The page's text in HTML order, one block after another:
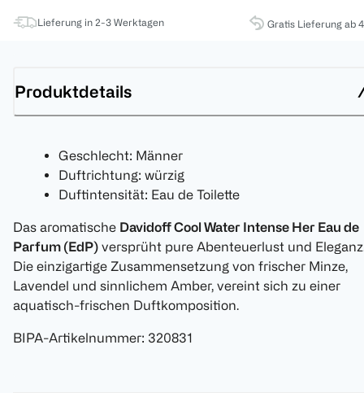
Lieferung in 2-3 Werktagen Gratis Lieferung ab
Produktdetails
Geschlecht: Männer
Duftrichtung: würzig
Duftintensität: Eau de Toilette
Das aromatische Davidoff Cool Water Intense Her Eau de
Parfum (EdP) versprüht pure Abenteuerlust und
Die einzigartige Zusammensetzung von frischer Minze,
Lavendel und sinnlichem Amber, vereint sich zu einer
aquatisch-frischen Duftkomposition.
BIPA-Artikelnummer: 320831